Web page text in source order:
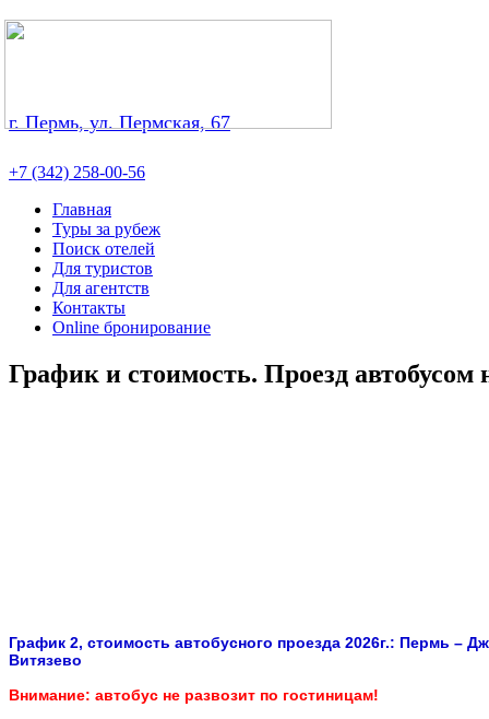
г. Пермь, ул. Пермская, 67
+7 (342) 258-00-56
Главная
Туры за рубеж
Поиск отелей
Для туристов
Для агентств
Контакты
Online бронирование
График и стоимость. Проезд автобусом
График 2, стоимость автобусного проезда 2026г.: Пермь –
Витязево
Внимание: автобус не развозит по гостиницам!